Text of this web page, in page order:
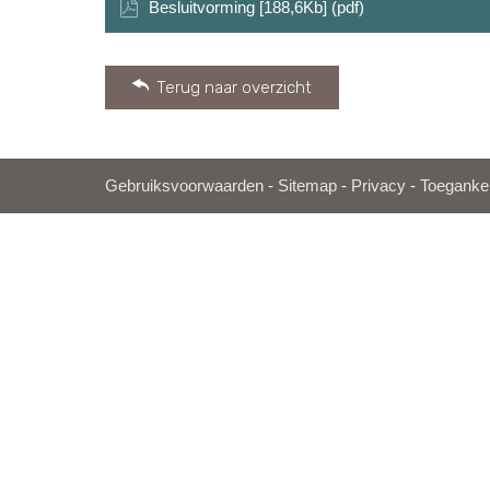
Besluitvorming [188,6Kb] (pdf)
Terug naar overzicht
Gebruiksvoorwaarden - Sitemap - Privacy -